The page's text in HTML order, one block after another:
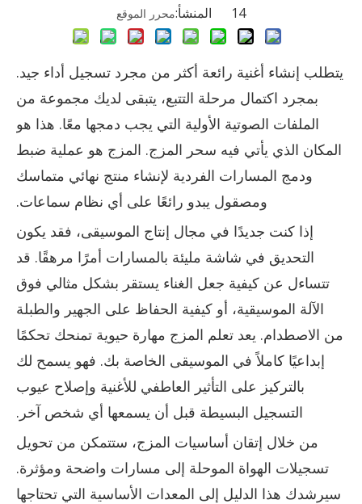
14 المنشأ:
محرر الموقع
يتطلب إنشاء أغنية رائعة أكثر من مجرد تسجيل أداء جيد.
بمجرد اكتمال مرحلة التتبع، يتبقى لديك مجموعة من
الملفات الصوتية الأولية التي يجب دمجها معًا. هذا هو
المكان الذي يأتي فيه سحر المزج. المزج هو عملية ضبط
ودمج المسارات الفردية لإنشاء منتج نهائي متماسك
ومصقول يبدو رائعًا على أي نظام سماعات.
إذا كنت جديدًا في مجال إنتاج الموسيقى، فقد يكون
التحديق في شاشة مليئة بالمسارات أمرًا مرهقًا. قد
تتساءل عن كيفية جعل الغناء يستقر بشكل مثالي فوق
الآلة الموسيقية، أو كيفية الحفاظ على الجهير والطبلة
من الاصطدام. يعد تعلم المزج مهارة حيوية تمنحك تحكمًا
إبداعيًا كاملاً في الموسيقى الخاصة بك. فهو يسمح لك
بالتركيز على التأثير العاطفي للأغنية وإصلاح عيوب
التسجيل البسيطة قبل أن يسمعها أي شخص آخر.
من خلال إتقان أساسيات المزج، ستتمكن من تحويل
تسجيلات الهواة الموحلة إلى مسارات واضحة ومؤثرة.
سيرشدك هذا الدليل إلى المعدات الأساسية التي تحتاجها